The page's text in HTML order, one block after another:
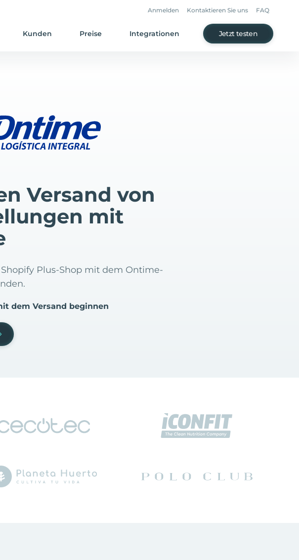
Anmelden Kontaktieren Sie uns FAQ
Kunden Preise Integrationen Jetzt testen
Versand von
mit
Plus-Shop mit dem Ontime-
dem Versand beginnen